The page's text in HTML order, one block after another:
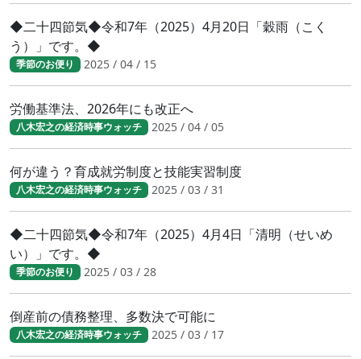
◆二十四節気◆令和7年（2025）4月20日「穀雨（こく
う）」です。◆
季節のお便り 2025 / 04 / 15
労働基準法、2026年にも改正へ
八木宏之の経済時事ウォッチ 2025 / 04 / 05
何が違う？育成就労制度と技能実習制度
八木宏之の経済時事ウォッチ 2025 / 03 / 31
◆二十四節気◆令和7年（2025）4月4日「清明（せいめ
い）」です。◆
季節のお便り 2025 / 03 / 28
倒産前の債務整理、多数決で可能に
八木宏之の経済時事ウォッチ 2025 / 03 / 17